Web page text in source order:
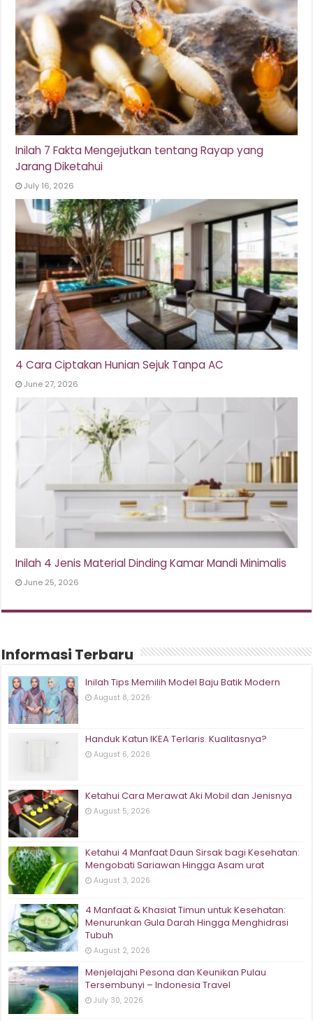
Inilah 7 Fakta Mengejutkan tentang Rayap yang
Jarang Diketahui
July 16, 2026
4 Cara Ciptakan Hunian Sejuk Tanpa AC
June 27, 2026
Inilah 4 Jenis Material Dinding Kamar Mandi Minimalis
June 25, 2026
Informasi Terbaru
Inilah Tips Memilih Model Baju Batik Modern
August 8, 2026
Handuk Katun IKEA Terlaris. Kualitasnya?
August 6, 2026
Ketahui Cara Merawat Aki Mobil dan Jenisnya
August 5, 2026
Ketahui 4 Manfaat Daun Sirsak bagi Kesehatan:
Mengobati Sariawan Hingga Asam urat
August 3, 2026
4 Manfaat & Khasiat Timun untuk Kesehatan:
Menurunkan Gula Darah Hingga Menghidrasi
Tubuh
August 2, 2026
Menjelajahi Pesona dan Keunikan Pulau
Tersembunyi – Indonesia Travel
July 30, 2026